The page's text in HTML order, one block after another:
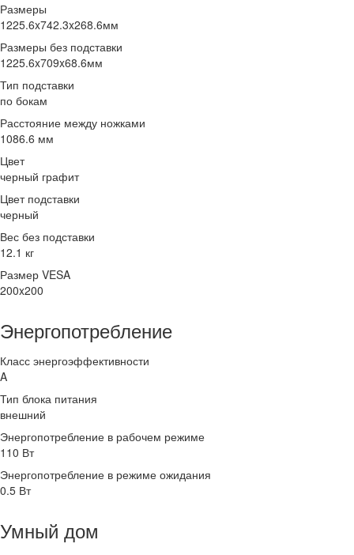
Размеры
1225.6x742.3x268.6мм
Размеры без подставки
1225.6x709x68.6мм
Тип подставки
по бокам
Расстояние между ножками
1086.6 мм
Цвет
черный графит
Цвет подставки
черный
Вес без подставки
12.1 кг
Размер VESA
200x200
Энергопотребление
Класс энергоэффективности
A
Тип блока питания
внешний
Энергопотребление в рабочем режиме
110 Вт
Энергопотребление в режиме ожидания
0.5 Вт
Умный дом